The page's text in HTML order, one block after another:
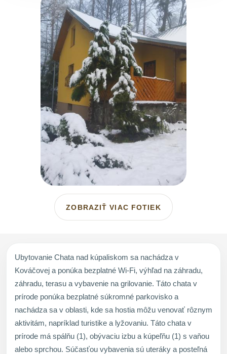
ZOBRAZIŤ VIAC FOTIEK
Ubytovanie Chata nad kúpaliskom sa nachádza v
Kováčovej a ponúka bezplatné Wi-Fi, výhľad na záhradu,
záhradu, terasu a vybavenie na grilovanie. Táto chata v
prírode ponúka bezplatné súkromné parkovisko a
nachádza sa v oblasti, kde sa hostia môžu venovať rôznym
aktivitám, napríklad turistike a lyžovaniu. Táto chata v
prírode má spálňu (1), obývaciu izbu a kúpeľňu (1) s vaňou
alebo sprchou. Súčasťou vybavenia sú uteráky a posteľná